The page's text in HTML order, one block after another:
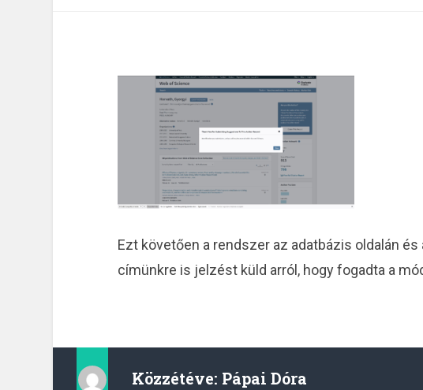
Ezt követően a rendszer az adatbázis oldalán
címünkre is jelzést küld arról, hogy fogadta a
Közzétéve: Pápai Dóra